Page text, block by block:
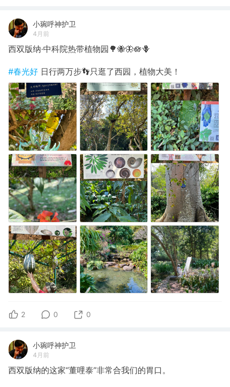
小琬呼神护卫
4月前
西双版纳·中科院热带植物园🌳🐝🦋🪷🪻
#春光好 日行两万步👣只逛了西园，植物大美！
2 0 0
小琬呼神护卫
4月前
西双版纳的这家“董哩泰”非常合我们的胃口。